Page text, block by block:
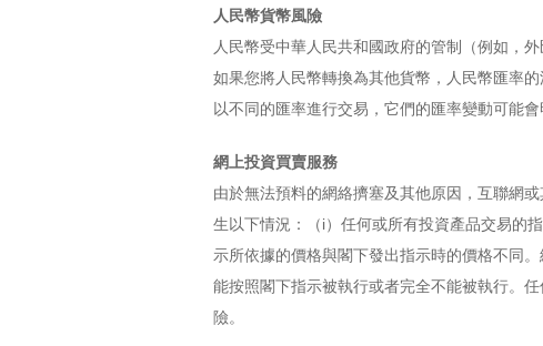
人民幣貨幣風險
人民幣受中華人民共和國政府的管制（例如，
如果您將人民幣轉換為其他貨幣，人民幣匯率
以不同的匯率進行交易，它們的匯率變動可能會
網上投資買賣服務
由於無法預料的網絡擠塞及其他原因，互聯網
生以下情況：（i）任何或所有投資產品交易的
示所依據的價格與閣下發出指示時的價格不同
能按照閣下指示被執行或者完全不能被執行。
險。